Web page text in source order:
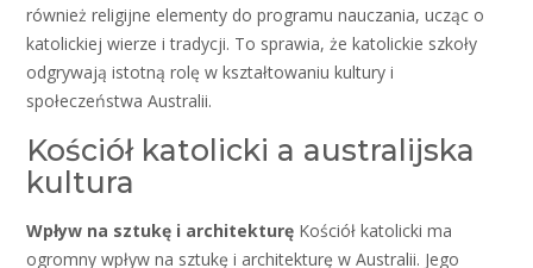
również religijne elementy do programu nauczania, ucząc o
katolickiej wierze i tradycji. To sprawia, że katolickie szkoły
odgrywają istotną rolę w kształtowaniu kultury i
społeczeństwa Australii.
Kościół katolicki a australijska
kultura
Wpływ na sztukę i architekturę Kościół katolicki ma
ogromny wpływ na sztukę i architekturę w Australii. Jego